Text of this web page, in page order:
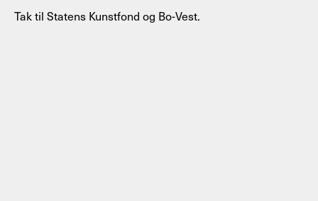
Tak til Statens Kunstfond og Bo-Vest.